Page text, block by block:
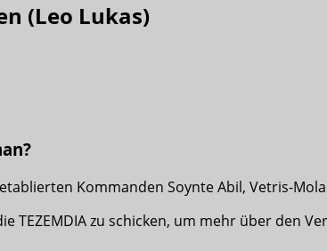
(Leo Lukas)
Kommanden Soynte Abil, Vetris-
zu schicken, um mehr über den